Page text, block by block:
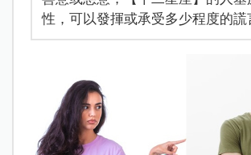
性，可以發揮或承受多少程度的謊